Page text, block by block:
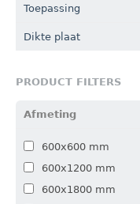
Toepassing
Dikte plaat
PRODUCT FILTERS
Afmeting
600x600 mm
600x1200 mm
600x1800 mm